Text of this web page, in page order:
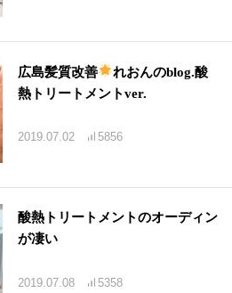
広島髪質改善
れおんのblog.酸
熱トリートメントver.
2019.07.02 5856
酸熱トリートメントのオーディン
が凄い
2019.07.08 5358